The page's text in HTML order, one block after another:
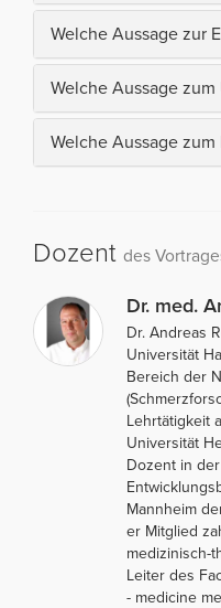
Welche Aussage zur
Welche Aussage
Welche Aussage
Dozent des
Dr. med.
Dr. Andreas
Universität
Bereich der
Lehrtätigkeit
Universität
Dozent in
Mannheim
er Mitglied
medizinisch-
Leiter des
- medicine